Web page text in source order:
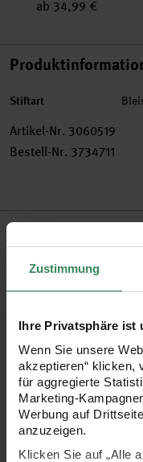
Zustimmung
Ihre Privatsphäre ist
Wenn Sie unsere
akzeptieren“ klicken,
für aggregierte
Marketing-
Werbung auf
anzuzeigen.
Klicken Sie auf „Alle
ab 34,99 €
Stiftart
Artikel-Nr. 3060519
Bestell-Nr. 3734711
Der MONO graph
einem innovativen
das Nachrücken der
ermöglicht. Das
weiche Mine
Schreibgefühl bei
Zeichnungen und
und in sechs